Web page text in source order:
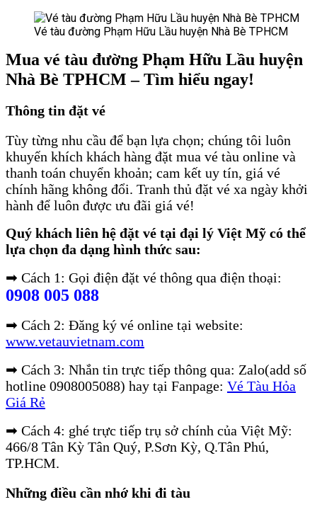
Vé tàu đường Phạm Hữu Lầu huyện Nhà Bè TPHCM
Mua vé tàu đường Phạm Hữu Lầu huyện
Nhà Bè TPHCM – Tìm hiểu ngay!
Thông tin đặt vé
Tùy từng nhu cầu để bạn lựa chọn; chúng tôi luôn
khuyến khích khách hàng đặt mua vé tàu online và
thanh toán chuyển khoản; cam kết uy tín, giá vé
chính hãng không đổi. Tranh thủ đặt vé xa ngày khởi
hành để luôn được ưu đãi giá vé!
Quý khách liên hệ đặt vé tại đại lý Việt Mỹ có thể
lựa chọn đa dạng hình thức sau:
➡ Cách 1: Gọi điện đặt vé thông qua điện thoại:
0908 005 088
➡ Cách 2: Đăng ký vé online tại website:
www.vetauvietnam.com
➡ Cách 3: Nhắn tin trực tiếp thông qua: Zalo(add số
hotline 0908005088) hay tại Fanpage: Vé Tàu Hỏa
Giá Rẻ
➡ Cách 4: ghé trực tiếp trụ sở chính của Việt Mỹ:
466/8 Tân Kỳ Tân Quý, P.Sơn Kỳ, Q.Tân Phú,
TP.HCM.
Những điều cần nhớ khi đi tàu